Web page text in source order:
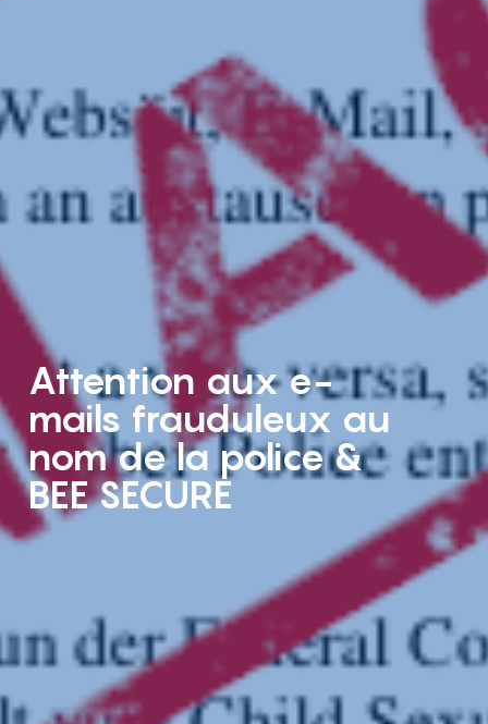
Attention aux e-
mails frauduleux au
nom de la police &
BEE SECURE